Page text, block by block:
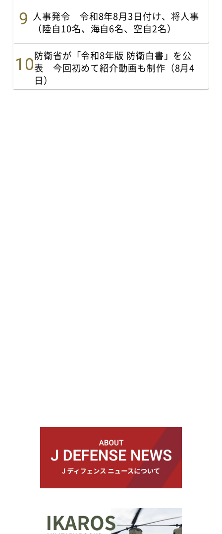
人事発令 令和8年8月3日付け、将人事
（陸自10名、海自6名、空自2名）
防衛省が「令和8年版 防衛白書」を公
表 今回初めて紹介動画も制作（8月4
日）